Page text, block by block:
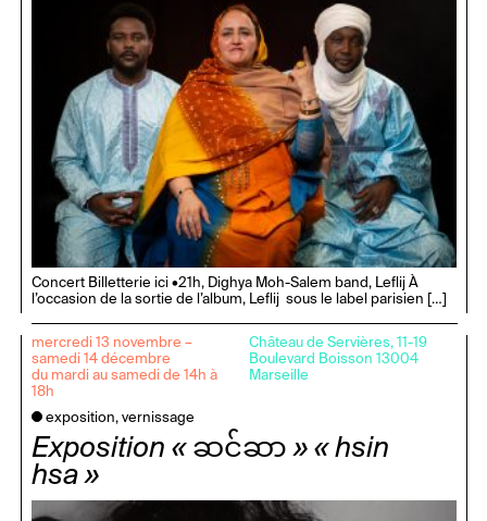
Concert Billetterie ici •21h, Dighya Moh-Salem band, Leflij À
l’occasion de la sortie de l’album, Leflij sous le label parisien […]
mercredi 13 novembre –
samedi 14 décembre
du mardi au samedi de 14h à
18h
Château de Servières, 11-19
Boulevard Boisson 13004
Marseille
exposition, vernissage
Exposition « ဆင်ဆာ » « hsin
hsa »